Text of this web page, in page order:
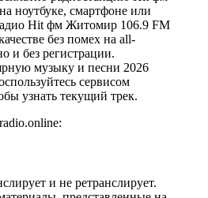
ноутбуке, смартфоне или
Hit фм Житомир 106.9 FM
без помех на all-
и без регистрации.
музыку и песни 2026
сервисом
узнать текущий трек.
и не ретранслирует.